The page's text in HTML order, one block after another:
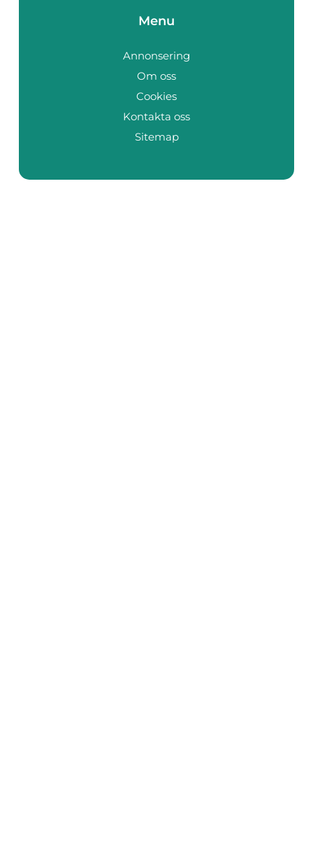
Menu
Annonsering
Om oss
Cookies
Kontakta oss
Sitemap